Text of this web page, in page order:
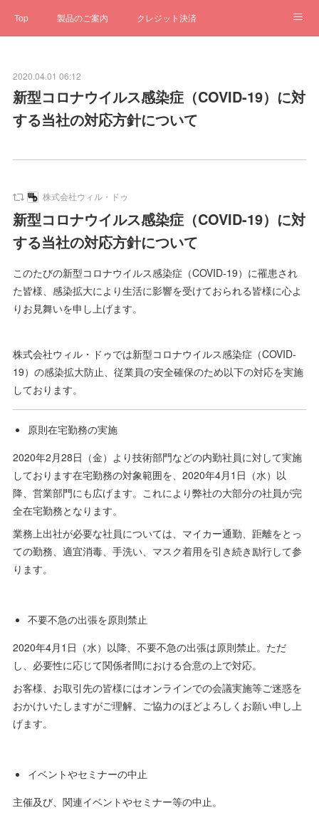
Top 製品のご案内 クレジット決済
クローゼット お問合せ
2020.04.01 06:12
新型コロナウイルス感染症（COVID-19）に対
する当社の対応方針について
株式会社ウィル・ドゥ
新型コロナウイルス感染症（COVID-19）に対
する当社の対応方針について
このたびの新型コロナウイルス感染症（COVID-19）に罹患され
た皆様、感染拡大により生活に影響を受けておられる皆様に心よ
りお見舞いを申し上げます。
株式会社ウィル・ドゥでは新型コロナウイルス感染症（COVID-
19）の感染拡大防止、従業員の安全確保のため以下の対応を実施
しております。
原則在宅勤務の実施
2020年2月28日（金）より技術部門などの内勤社員に対して実施
しております在宅勤務の対象範囲を、2020年4月1日（水）以
降、営業部門にも広げます。これにより弊社の大部分の社員が完
全在宅勤務となります。
業務上出社が必要な社員については、マイカー通勤、距離をとっ
ての勤務、適宜消毒、手洗い、マスク着用を引き続き励行して参
ります。
不要不急の出張を原則禁止
2020年4月1日（水）以降、不要不急の出張は原則禁止。ただ
し、必要性に応じて関係者間における合意の上で対応。
お客様、お取引先の皆様にはオンラインでの会議実施等ご迷惑を
おかけいたしますがご理解、ご協力のほどよろしくお願い申し上
げます。
イベントやセミナーの中止
主催及び、関連イベントやセミナー等の中止。